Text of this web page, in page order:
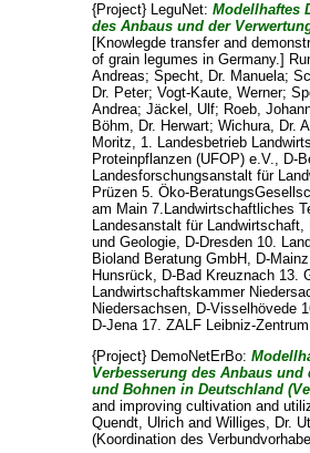
{Project} LeguNet:Modellhaftes
des Anbaus und der
[Knowlegde transfer and
of grain legumes in Germany.]
Andreas;Specht, Dr. Manuela;
Dr. Peter;Vogt-Kaute, Werner;
Andrea;Jäckel, Ulf; Roeb,
Böhm, Dr. Herwart;Wichura, Dr.
Moritz, 1. Landesbetrieb
Proteinpflanzen (UFOP) e.V., D-
Landesforschungsanstalt für
Prüzen 5. Öko-
am Main 7.Landwirtschaftliches
Landesanstalt für
und Geologie, D-Dresden 10.
Bioland Beratung GmbH, D-
Hunsrück, D-Bad Kreuznach 13.
Landwirtschaftskammer
Niedersachsen, D-Visselhövede
D-Jena 17. ZALF Leibniz-
{Project} DemoNetErBo:
Verbesserung des Anbaus
und Bohnen in Deutschland
and improving cultivation and
Quendt, Ulrich andWilliges, Dr.
(Koordination des